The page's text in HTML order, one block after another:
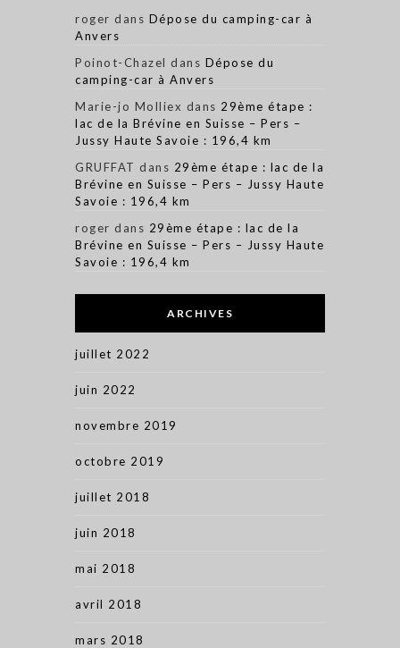
roger dans Dépose du camping-car à
Anvers
Poinot-Chazel dans Dépose du
camping-car à Anvers
Marie-jo Molliex dans 29ème étape :
lac de la Brévine en Suisse – Pers –
Jussy Haute Savoie : 196,4 km
GRUFFAT dans 29ème étape : lac de la
Brévine en Suisse – Pers – Jussy Haute
Savoie : 196,4 km
roger dans 29ème étape : lac de la
Brévine en Suisse – Pers – Jussy Haute
Savoie : 196,4 km
ARCHIVES
juillet 2022
juin 2022
novembre 2019
octobre 2019
juillet 2018
juin 2018
mai 2018
avril 2018
mars 2018